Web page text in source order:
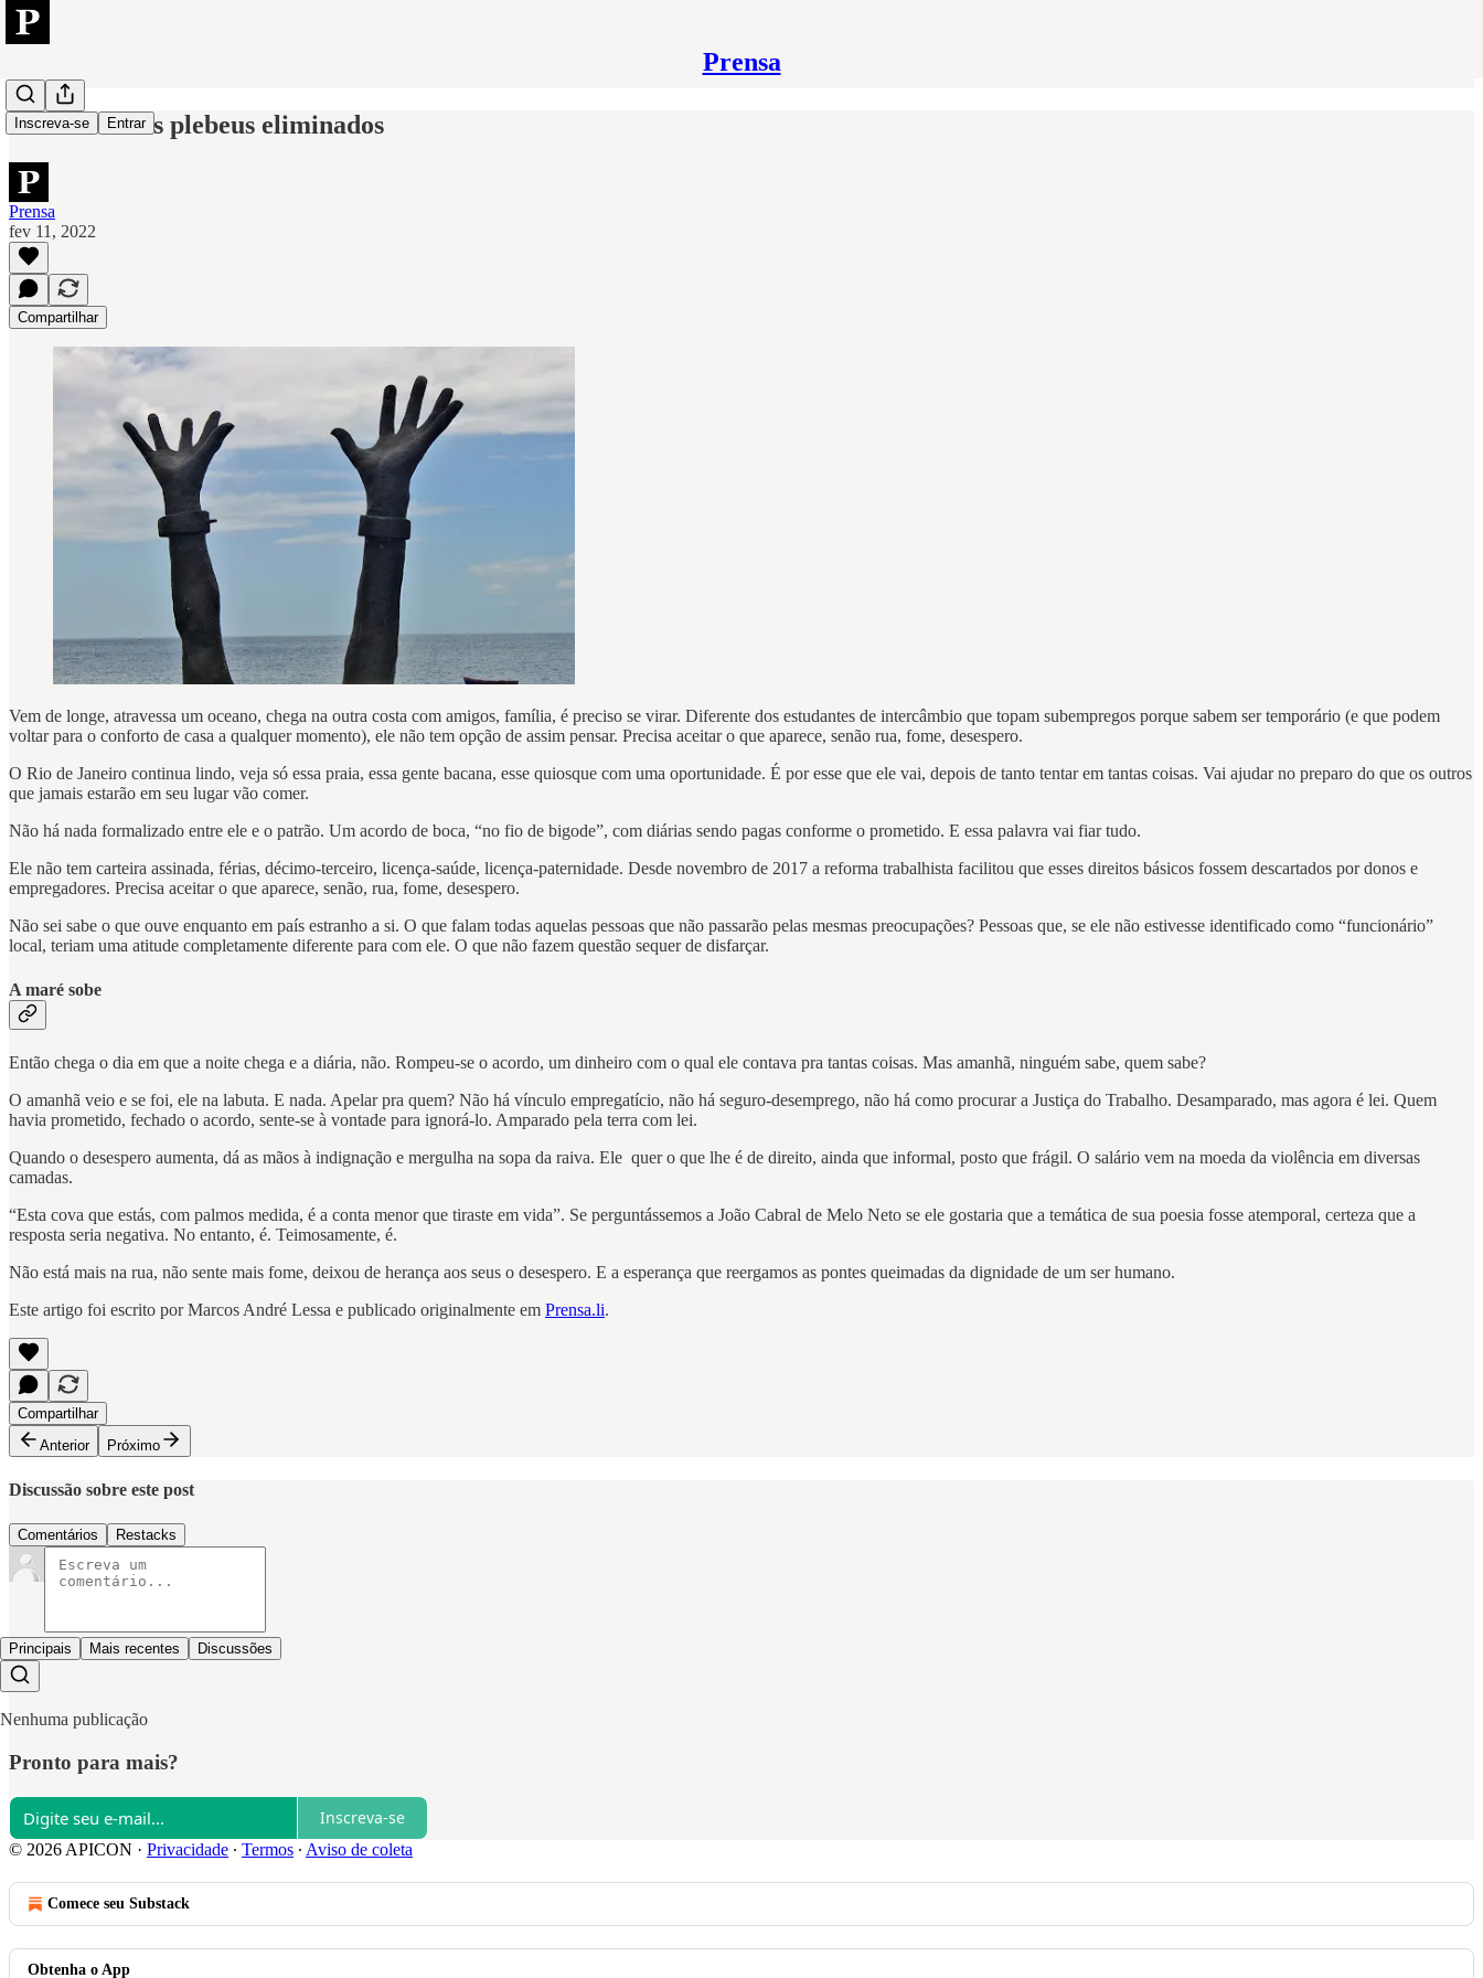
Prensa
Inscreva-se Entrar
As armas e os plebeus eliminados
Prensa
fev 11, 2022
Compartilhar
Vem de longe, atravessa um oceano, chega na outra costa com amigos, família, é preciso se virar. Diferente dos estudantes de intercâmbio que topam subempregos porque sabem ser temporário (e que podem
voltar para o conforto de casa a qualquer momento), ele não tem opção de assim pensar. Precisa aceitar o que aparece, senão rua, fome, desespero.
O Rio de Janeiro continua lindo, veja só essa praia, essa gente bacana, esse quiosque com uma oportunidade. É por esse que ele vai, depois de tanto tentar em tantas coisas. Vai ajudar no preparo do que os outros
que jamais estarão em seu lugar vão comer.
Não há nada formalizado entre ele e o patrão. Um acordo de boca, “no fio de bigode”, com diárias sendo pagas conforme o prometido. E essa palavra vai fiar tudo.
Ele não tem carteira assinada, férias, décimo-terceiro, licença-saúde, licença-paternidade. Desde novembro de 2017 a reforma trabalhista facilitou que esses direitos básicos fossem descartados por donos e
empregadores. Precisa aceitar o que aparece, senão, rua, fome, desespero.
Não sei sabe o que ouve enquanto em país estranho a si. O que falam todas aquelas pessoas que não passarão pelas mesmas preocupações? Pessoas que, se ele não estivesse identificado como “funcionário”
local, teriam uma atitude completamente diferente para com ele. O que não fazem questão sequer de disfarçar.
A maré sobe
Então chega o dia em que a noite chega e a diária, não. Rompeu-se o acordo, um dinheiro com o qual ele contava pra tantas coisas. Mas amanhã, ninguém sabe, quem sabe?
O amanhã veio e se foi, ele na labuta. E nada. Apelar pra quem? Não há vínculo empregatício, não há seguro-desemprego, não há como procurar a Justiça do Trabalho. Desamparado, mas agora é lei. Quem
havia prometido, fechado o acordo, sente-se à vontade para ignorá-lo. Amparado pela terra com lei.
Quando o desespero aumenta, dá as mãos à indignação e mergulha na sopa da raiva. Ele quer o que lhe é de direito, ainda que informal, posto que frágil. O salário vem na moeda da violência em diversas
camadas.
“Esta cova que estás, com palmos medida, é a conta menor que tiraste em vida”. Se perguntássemos a João Cabral de Melo Neto se ele gostaria que a temática de sua poesia fosse atemporal, certeza que a
resposta seria negativa. No entanto, é. Teimosamente, é.
Não está mais na rua, não sente mais fome, deixou de herança aos seus o desespero. E a esperança que reergamos as pontes queimadas da dignidade de um ser humano.
Este artigo foi escrito por Marcos André Lessa e publicado originalmente em Prensa.li.
Compartilhar
Anterior
Próximo
Discussão sobre este post
Comentários Restacks
Principais Mais recentes Discussões
Nenhuma publicação
Pronto para mais?
Inscreva-se
© 2026 APICON · Privacidade ∙ Termos ∙ Aviso de coleta
Comece seu Substack
Obtenha o App